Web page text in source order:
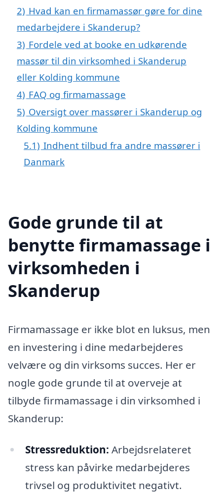
2) Hvad kan en firmamassør gøre for dine
medarbejdere i Skanderup?
3) Fordele ved at booke en udkørende
massør til din virksomhed i Skanderup
eller Kolding kommune
4) FAQ og firmamassage
5) Oversigt over massører i Skanderup og
Kolding kommune
5.1) Indhent tilbud fra andre massører i
Danmark
Gode grunde til at
benytte firmamassage i
virksomheden i
Skanderup
Firmamassage er ikke blot en luksus, men
en investering i dine medarbejderes
velvære og din virksoms succes. Her er
nogle gode grunde til at overveje at
tilbyde firmamassage i din virksomhed i
Skanderup:
Stressreduktion: Arbejdsrelateret
stress kan påvirke medarbejderes
trivsel og produktivitet negativt.